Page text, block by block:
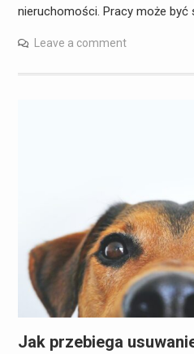
nieruchomości. Pracy może być
Leave a comment
Jak przebiega